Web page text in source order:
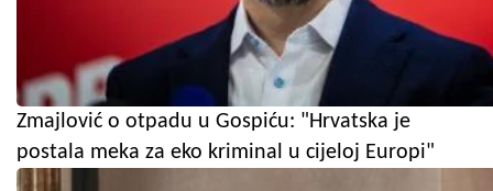
Zmajlović o otpadu u Gospiću: "Hrvatska je
postala meka za eko kriminal u cijeloj Europi"